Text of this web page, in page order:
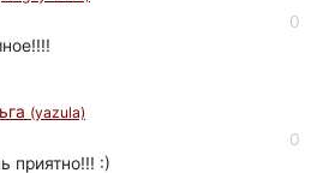
0
(yazula)
0
приятно!!! :)